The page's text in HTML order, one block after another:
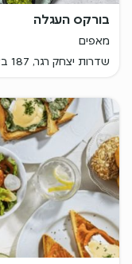
בורקס העגלה
מאפים
שדרות יצחק רגר, 187 באר שבע